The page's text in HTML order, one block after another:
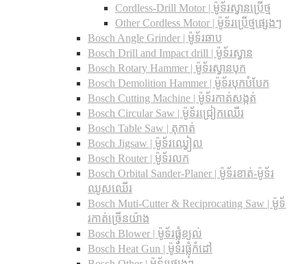
Cordless-Drill Motor | ម៉ូទ័រស្វានប្រើថ្ម
Other Cordless Motor | ម៉ូទ័រប្រើថ្មផ្សេងៗ
Bosch Angle Grinder | ម៉ូទ័រឆាប
Bosch Drill and Impact drill | ម៉ូទ័រស្វាន
Bosch Rotary Hammer | ម៉ូទ័រស្វានបុក
Bosch Demolition Hammer | ម៉ូទ័របុកបំបែក
Bosch Cutting Machine | ម៉ូទ័រកាត់សង្កត់
Bosch Circular Saw | ម៉ូទ័រជ្រៀកឈើរ
Bosch Table Saw | តុកាត់
Bosch Jigsaw | ម៉ូទ័រឈ្វៀល
Bosch Router | ម៉ូទ័រលក
Bosch Orbital Sander-Planer​ | ម៉ូទ័រខាត់-ម៉ូទ័រ
ឈូសឈើរ
Bosch Muti-Cutter & Reciprocating Saw​ | ម៉ូទ័
រកាត់ច្រើនយ៉ាង
Bosch Blower | ម៉ូទ័រផ្លុំខ្យល់
Bosch Heat Gun | ម៉ូទ័រផ្លុំកំដៅ